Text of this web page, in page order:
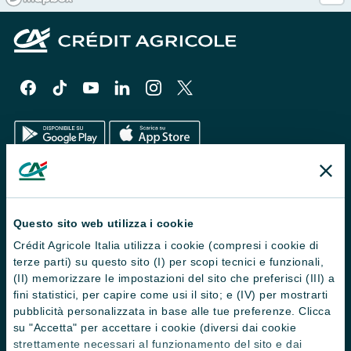
Questo sito web utilizza i cookie
Crédit Agricole Italia utilizza i cookie (compresi i cookie di
terze parti) su questo sito (I) per scopi tecnici e funzionali,
(II) memorizzare le impostazioni del sito che preferisci (III) a
fini statistici, per capire come usi il sito; e (IV) per mostrarti
pubblicità personalizzata in base alle tue preferenze. Clicca
su "Accetta" per accettare i cookie (diversi dai cookie
strettamente necessari al funzionamento del sito e dai
Trova filiali
Contattaci
Domande frequenti
Successioni
Servizi e pagamenti digitali